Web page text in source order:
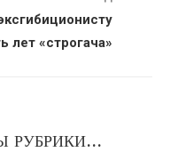
лет «строгача»
РУБРИКИ...